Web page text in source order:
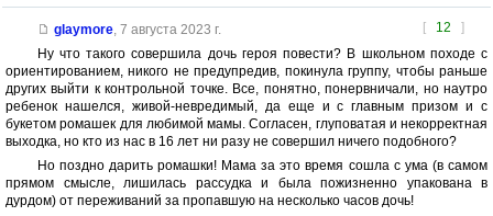
[ 12 ]
glaymore, 7 августа 2023 г.
Ну что такого совершила дочь героя повести? В школьном походе с
ориентированием, никого не предупредив, покинула группу, чтобы раньше
других выйти к контрольной точке. Все, понятно, понервничали, но наутро
ребенок нашелся, живой-невредимый, да еще и с главным призом и с
букетом ромашек для любимой мамы. Согласен, глуповатая и некорректная
выходка, но кто из нас в 16 лет ни разу не совершил ничего подобного?
Но поздно дарить ромашки! Мама за это время сошла с ума (в самом
прямом смысле, лишилась рассудка и была пожизненно упакована в
дурдом) от переживаний за пропавшую на несколько часов дочь!